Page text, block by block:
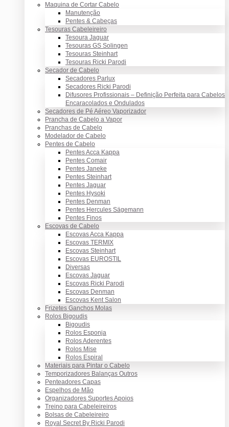
Maquina de Cortar Cabelo
Manutenção
Pentes & Cabeças
Tesouras Cabeleireiro
Tesoura Jaguar
Tesouras GS Solingen
Tesouras Steinhart
Tesouras Ricki Parodi
Secador de Cabelo
Secadores Parlux
Secadores Ricki Parodi
Difusores Profissionais – Definição Perfeita para Cabelos
Encaracolados e Ondulados
Secadores de Pé Aéreo Vaporizador
Prancha de Cabelo a Vapor
Pranchas de Cabelo
Modelador de Cabelo
Pentes de Cabelo
Pentes Acca Kappa
Pentes Comair
Pentes Janeke
Pentes Steinhart
Pentes Jaguar
Pentes Hysoki
Pentes Denman
Pentes Hercules Sägemann
Pentes Finos
Escovas de Cabelo
Escovas Acca Kappa
Escovas TERMIX
Escovas Steinhart
Escovas EUROSTIL
Diversas
Escovas Jaguar
Escovas Ricki Parodi
Escovas Denman
Escovas Kent Salon
Frizetes Ganchos Molas
Rolos Bigoudis
Bigoudis
Rolos Esponja
Rolos Aderentes
Rolos Mise
Rolos Espiral
Materiais para Pintar o Cabelo
Temporizadores Balanças Outros
Penteadores Capas
Espelhos de Mão
Organizadores Suportes Apoios
Treino para Cabeleireiros
Bolsas de Cabeleireiro
Royal Secret By Ricki Parodi